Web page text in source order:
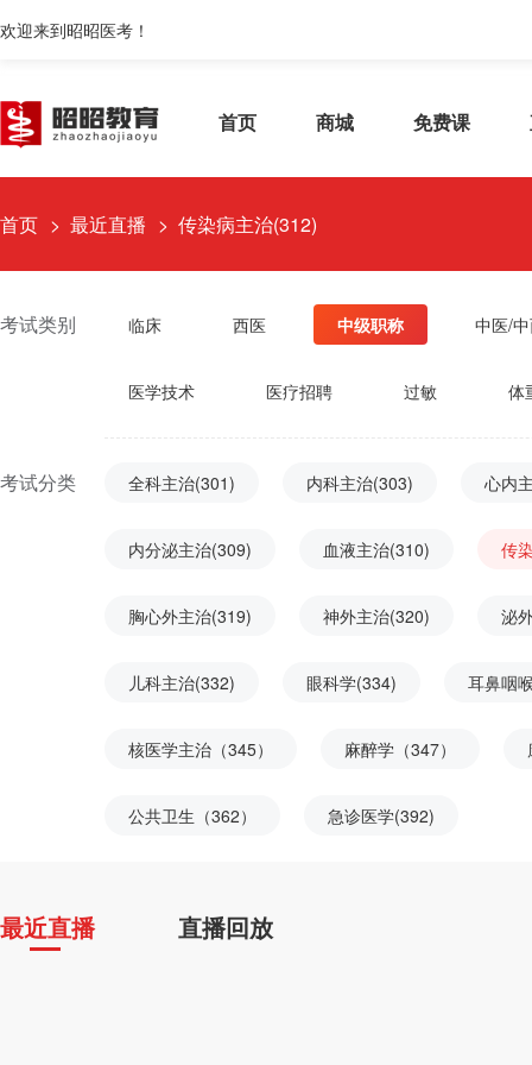
欢迎来到昭昭医考！
首页 商城 免费课
首页 最近直播 传染病主治(312)
考试类别 临床 西医 中级职称 中医/
医学技术 医疗招聘 过敏 体
考试分类 全科主治(301) 内科主治(303) 心内
内分泌主治(309) 血液主治(310) 传
胸心外主治(319) 神外主治(320) 泌
儿科主治(332) 眼科学(334) 耳鼻咽
核医学主治（345） 麻醉学（347）
公共卫生（362） 急诊医学(392)
最近直播 直播回放